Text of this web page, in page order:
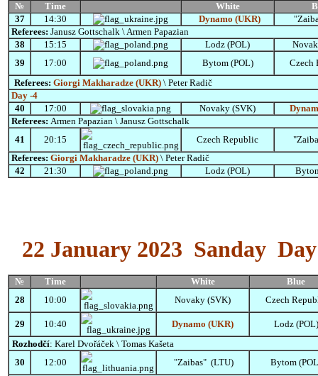
№ Time White
37
14:30 Dynamo (UKR)
Referees: Janusz Gottschalk \ Armen Papazian
38
15:15 Lodz (POL)
39
17:00 Bytom (POL)
Czech
Referees: Giorgi Makharadze (UKR) \ Peter Radič
Day -4
40
17:00 Novaky (SVK)
Referees: Armen Papazian \ Janusz Gottschalk
41
20:15 Czech Republic
Referees: Giorgi Makharadze (UKR) \ Peter Radič
42
21:30 Lodz (POL)
22 January 2023 Sanday
№ Time White
Blue
28
10:00 Novaky (SVK) Czech
29 10:40 Dynamo (UKR)
Lodz (POL)
Rozhodčí: Karel Dvořáček \ Tomas Kašeta
30
12:00 "Zaibas" (LTU)
Bytom